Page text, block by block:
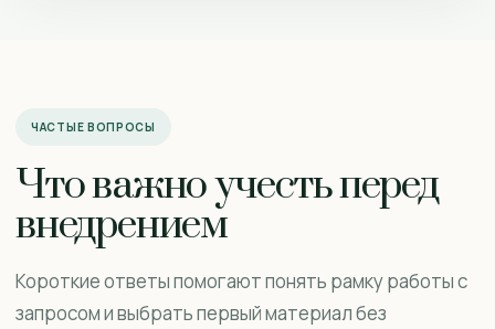
ЧАСТЫЕ ВОПРОСЫ
Что важно учесть перед
внедрением
Короткие ответы помогают понять рамку работы с
запросом и выбрать первый материал без